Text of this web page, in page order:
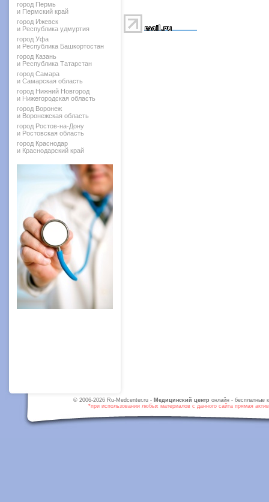
город Пермь
и Пермский край
город Ижевск
и Республика удмуртия
город Уфа
и Республика Башкортостан
город Казань
и Республика Татарстан
город Самара
и Самарская область
город Нижний Новгород
и Нижегородская область
город Воронеж
и Воронежская область
город Ростов-на-Дону
и Ростовская область
город Краснодар
и Краснодарский край
© 2006-2026 Ru-Medcenter.ru - Медицинский центр онлайн - бесплатные
*при использовании любых материалов с данного сайта прямая